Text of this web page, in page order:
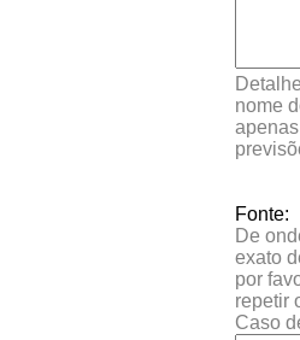
nome
Fonte:
De
exato
por
repetir
Caso